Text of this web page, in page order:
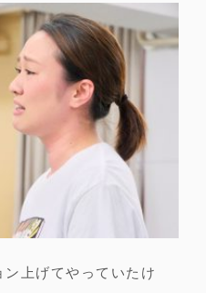
ン上げてやっていたけ